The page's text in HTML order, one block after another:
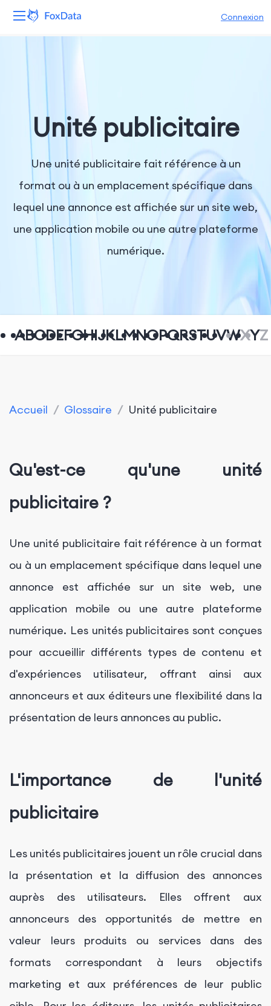
Connexion
Solutions
Ressources
Entreprise
Unité publicitaire
Une unité publicitaire fait référence à un
format ou à un emplacement spécifique dans
lequel une annonce est affichée sur un site web,
une application mobile ou une autre plateforme
numérique.
ABCDEFGHIJKLMNOPQRSTUVWXYZ
Accueil / Glossaire / Unité publicitaire
Qu'est-ce qu'une unité
publicitaire ?
Une unité publicitaire fait référence à un format
ou à un emplacement spécifique dans lequel une
annonce est affichée sur un site web, une
application mobile ou une autre plateforme
numérique. Les unités publicitaires sont conçues
pour accueillir différents types de contenu et
d'expériences utilisateur, offrant ainsi aux
annonceurs et aux éditeurs une flexibilité dans la
présentation de leurs annonces au public.
L'importance de l'unité
publicitaire
Les unités publicitaires jouent un rôle crucial dans
la présentation et la diffusion des annonces
auprès des utilisateurs. Elles offrent aux
annonceurs des opportunités de mettre en
valeur leurs produits ou services dans des
formats correspondant à leurs objectifs
marketing et aux préférences de leur public